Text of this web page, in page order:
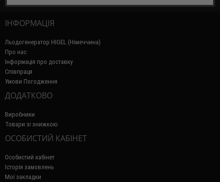
ІНФОРМАЦІЯ
Льодогенератор HIGEL (Німеччина)
Про нас
Інформація про доставку
Співпраця
Умови Погодження
ДОДАТКОВО
Виробники
Товари зі знижкою
ОСОБИСТИЙ КАБІНЕТ
Особистий кабінет
Історія замовлень
Мої закладки